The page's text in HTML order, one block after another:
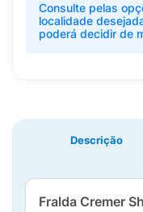
Consulte pelas
localidade
poderá decidir de
Descrição
Fralda Cremer